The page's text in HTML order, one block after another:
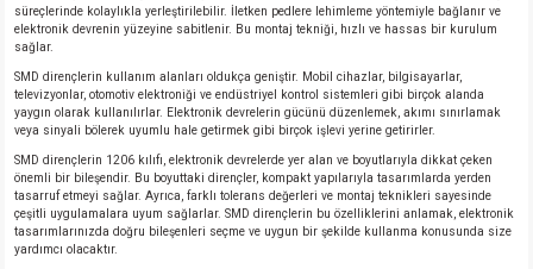
süreçlerinde kolaylıkla yerleştirilebilir. İletken pedlere lehimleme yöntemiyle bağlanır ve
elektronik devrenin yüzeyine sabitlenir. Bu montaj tekniği, hızlı ve hassas bir kurulum
sağlar.
SMD dirençlerin kullanım alanları oldukça geniştir. Mobil cihazlar, bilgisayarlar,
televizyonlar, otomotiv elektroniği ve endüstriyel kontrol sistemleri gibi birçok alanda
yaygın olarak kullanılırlar. Elektronik devrelerin gücünü düzenlemek, akımı sınırlamak
veya sinyali bölerek uyumlu hale getirmek gibi birçok işlevi yerine getirirler.
SMD dirençlerin 1206 kılıfı, elektronik devrelerde yer alan ve boyutlarıyla dikkat çeken
önemli bir bileşendir. Bu boyuttaki dirençler, kompakt yapılarıyla tasarımlarda yerden
tasarruf etmeyi sağlar. Ayrıca, farklı tolerans değerleri ve montaj teknikleri sayesinde
çeşitli uygulamalara uyum sağlarlar. SMD dirençlerin bu özelliklerini anlamak, elektronik
tasarımlarınızda doğru bileşenleri seçme ve uygun bir şekilde kullanma konusunda size
yardımcı olacaktır.